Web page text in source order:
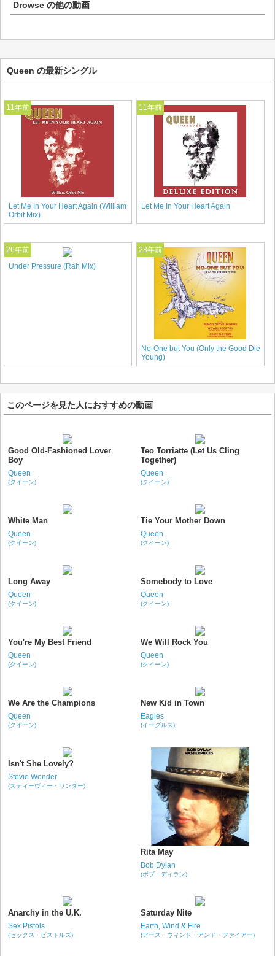
Drowse の他の動画
Queen の最新シングル
11年前
Let Me In Your Heart Again (William
Orbit Mix)
11年前
Let Me In Your Heart Again
26年前
Under Pressure (Rah Mix)
28年前
No-One but You (Only the Good Die
Young)
このページを見た人におすすめの動画
Good Old-Fashioned Lover
Boy
Queen
(クイーン)
Teo Torriatte (Let Us Cling
Together)
Queen
(クイーン)
White Man
Queen
(クイーン)
Tie Your Mother Down
Queen
(クイーン)
Long Away
Queen
(クイーン)
Somebody to Love
Queen
(クイーン)
You're My Best Friend
Queen
(クイーン)
We Will Rock You
Queen
(クイーン)
We Are the Champions
Queen
(クイーン)
New Kid in Town
Eagles
(イーグルス)
Isn't She Lovely?
Stevie Wonder
(スティーヴィー・ワンダー)
Rita May
Bob Dylan
(ボブ・ディラン)
Anarchy in the U.K.
Sex Pistols
(セックス・ピストルズ)
Saturday Nite
Earth, Wind & Fire
(アース・ウィンド・アンド・ファイアー)